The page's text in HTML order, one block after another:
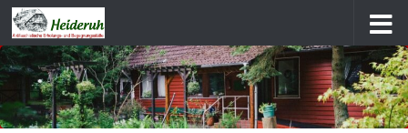
Zum Inhalt springen